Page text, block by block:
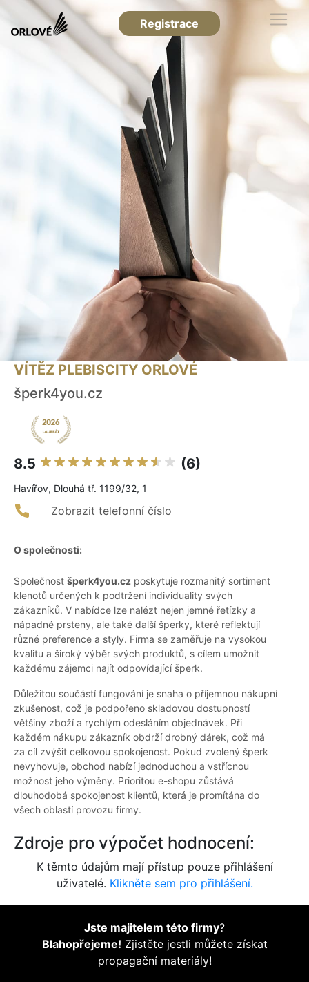
Registrace
VÍTĚZ PLEBISCITY ORLOVÉ
šperk4you.cz
8.5 (6)
Havířov, Dlouhá tř. 1199/32, 1
Zobrazit telefonní číslo
O společnosti:
Společnost šperk4you.cz poskytuje rozmanitý sortiment
klenotů určených k podtržení individuality svých
zákazníků. V nabídce lze nalézt nejen jemné řetízky a
nápadné prsteny, ale také další šperky, které reflektují
různé preference a styly. Firma se zaměřuje na vysokou
kvalitu a široký výběr svých produktů, s cílem umožnit
každému zájemci najít odpovídající šperk.
Důležitou součástí fungování je snaha o příjemnou nákupní
zkušenost, což je podpořeno skladovou dostupností
většiny zboží a rychlým odesláním objednávek. Při
každém nákupu zákazník obdrží drobný dárek, což má
za cíl zvýšit celkovou spokojenost. Pokud zvolený šperk
nevyhovuje, obchod nabízí jednoduchou a vstřícnou
možnost jeho výměny. Prioritou e-shopu zůstává
dlouhodobá spokojenost klientů, která je promítána do
všech oblastí provozu firmy.
Zdroje pro výpočet hodnocení:
K těmto údajům mají přístup pouze přihlášení
uživatelé. Klikněte sem pro přihlášení.
Jste majitelem této firmy?
Blahopřejeme! Zjistěte jestli můžete získat
propagační materiály!